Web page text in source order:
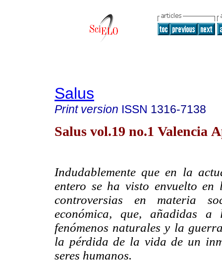
Salus
Print version ISSN 1316-7138
Salus vol.19 no.1 Valencia
Indudablemente que en la
entero se ha visto envuelto en
controversias en materia
económica, que, añadidas a
fenómenos naturales y la
la pérdida de la vida de un
seres humanos.